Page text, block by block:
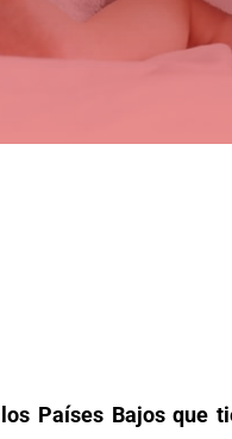
Países Bajos que